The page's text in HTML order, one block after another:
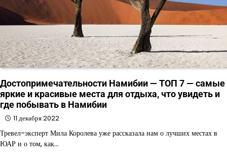
Достопримечательности Намибии — ТОП 7 — самые
яркие и красивые места для отдыха, что увидеть и
где побывать в Намибии
11 декабря 2022
Тревел-эксперт Мила Королева уже рассказала нам о лучших местах в
ЮАР и о том, как…